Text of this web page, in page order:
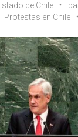
de Chile
Protestas en Chile